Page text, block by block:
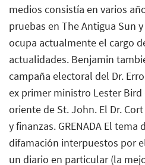
medios consistía en varios
pruebas en The Antigua Sun y
ocupa actualmente el cargo
actualidades. Benjamin
campaña electoral del Dr.
ex primer ministro Lester
oriente de St. John. El Dr.
y finanzas. GRENADA El
difamación interpuestos por
un diario en particular (la